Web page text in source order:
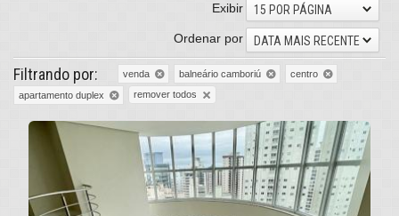
Exibir
15 POR PÁGINA
Ordenar por
DATA MAIS RECENTE
Filtrando por: venda balneário camboriú
centro
apartamento duplex
remover todos